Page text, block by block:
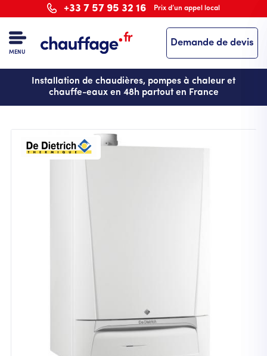
au
contenu
principal
+33 7 57 95 32 16 Prix d’un appel local
MENU
Demande de devis
Installation de chaudières, pompes à chaleur et
chauffe-eaux en 48h partout en France